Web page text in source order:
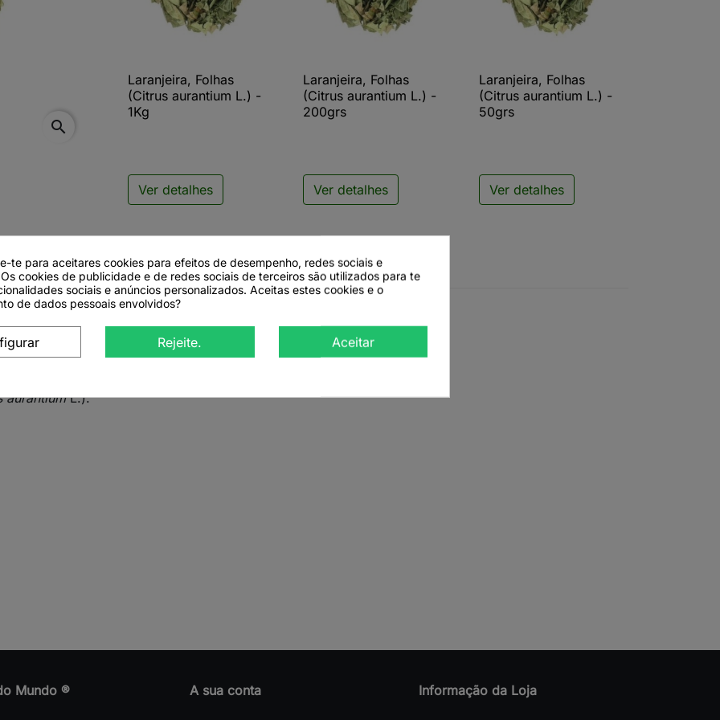
search
 Vista rápida
Laranjeira, Folhas
(Citrus aurantium L.) -
1Kg
Ver detalhes
 Vista rápida
Laranjeira, Folhas
(Citrus aurantium L.) -
200grs
Ver detalhes
 Vista rápida
Laranjeira, Folhas
(Citrus aurantium L.) -
50grs
Ver detalhes
L.)
aurantiumL.).
Mundo ® A sua conta Informação da Loja
te para aceitares cookies para efeitos de desempenho, redes sociais e
cookies de publicidade e de redes sociais de terceiros são utilizados para te
sociais e anúncios personalizados. Aceitas estes cookies e o
de dados pessoais envolvidos?
Rejeite. Aceitar